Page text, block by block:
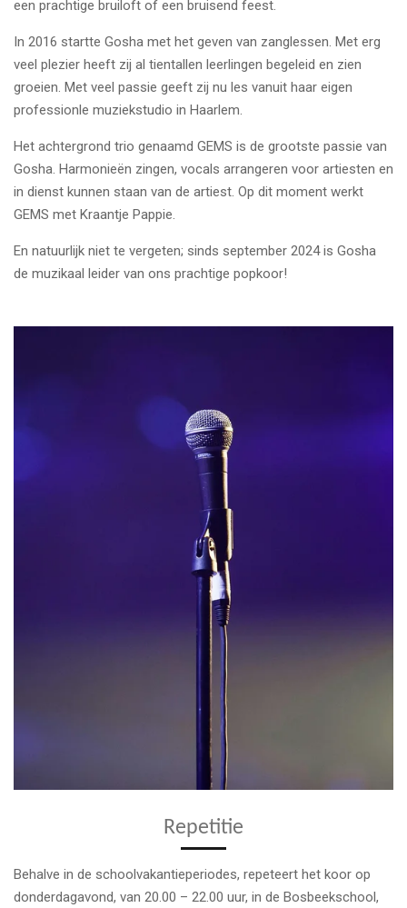
een prachtige bruiloft of een bruisend feest.
In 2016 startte Gosha met het geven van zanglessen. Met erg
veel plezier heeft zij al tientallen leerlingen begeleid en zien
groeien. Met veel passie geeft zij nu les vanuit haar eigen
professionle muziekstudio in Haarlem.
Het achtergrond trio genaamd GEMS is de grootste passie van
Gosha. Harmonieën zingen, vocals arrangeren voor artiesten en
in dienst kunnen staan van de artiest. Op dit moment werkt
GEMS met Kraantje Pappie.
En natuurlijk niet te vergeten; sinds september 2024 is Gosha
de muzikaal leider van ons prachtige popkoor!
Repetitie
Behalve in de schoolvakantieperiodes, repeteert het koor op
donderdagavond, van 20.00 – 22.00 uur, in de Bosbeekschool,